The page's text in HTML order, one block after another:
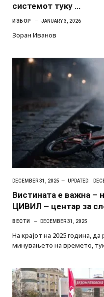
системот туку …
ИЗБОР JANUARY 3, 2026
Зоран Иванов
DECEMBER 31, 2025 UPDATED:
Вистината е важна –
ЦИВИЛ – центар за
ВЕСТИ DECEMBER 31, 2025
На крајот на 2025 година,
минувањето на времето,